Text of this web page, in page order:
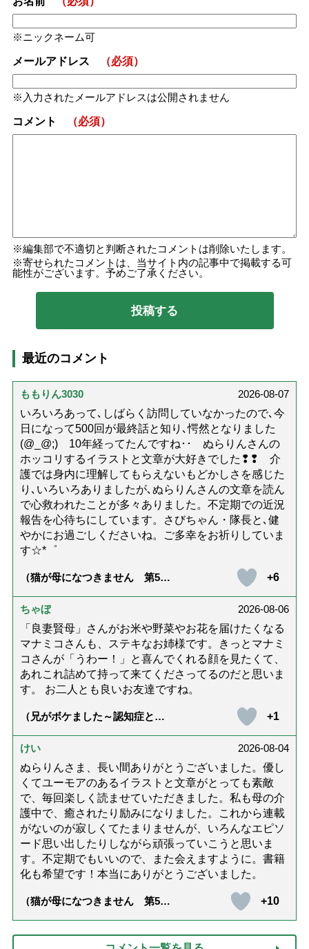
ニックネーム可
メールアドレス （必須）
入力されたメールアドレスは公開されません
コメント （必須）
編集部で不適切と判断されたコメントは削除いたします。
寄せられたコメントは、当サイト内の記事中で掲載する可
能性がございます。予めご了承ください。
最近のコメント
ももりん3030
2026-08-07
いろいろあって､しばらく訪問していなかったので､今
日になって500回が最終話と知り､愕然となりました
(@_@;) 10年経ってたんですね･･ ぬらりんさんの
ホッコリするイラストと文章が大好きでした❢❢ 介
護では身内に理解してもらえないもどかしさを感じた
り､いろいろありましたが､ぬらりんさんの文章を読ん
で心救われたことが多々ありました。不定期での近況
報告を心待ちにしています。さびちゃん・隊長と､健
やかにお過ごしくださいね。ご多幸をお祈りしていま
す☆*゜
（猫が母になつきません 第500
+6
ちゃぼ
2026-08-06
「良妻賢母」さんがお米や野菜やお花を届けたくなる
マナミコさんも、ステキなお姉様です。きっとマナミ
コさんが「うわー！」と喜んでくれる顔を見たくて、
あれこれ詰めて持って来てくださってるのだと思いま
す。 お二人とも良いお友達ですね。
（兄がボケました～認知症と介
達』が届きました」）
+1
けい
2026-08-04
ぬらりんさま、長い間ありがとうございました。優し
くてユーモアのあるイラストと文章がとっても素敵
で、毎回楽しく読ませていただきました。私も母の介
護中で、癒されたり励みになりました。これから連載
がないのが寂しくてたまりませんが、いろんなエピソ
ード思い出したりしながら頑張っていこうと思いま
す。不定期でもいいので、また会えますように。書籍
化も希望です！本当にありがとうございました。
（猫が母になつきません 第500
+10